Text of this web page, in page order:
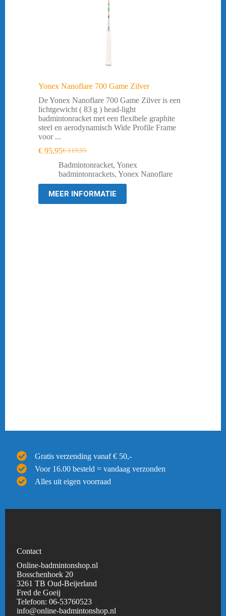
Yonex Nanoflare 700 Game Zilver
De Yonex Nanoflare 700 Game Zilver is een
lichtgewicht ( 83 g ) head‑light
badmintonracket met een flexibele graphite
steel en aerodynamisch Wide Profile Frame
voor ...
€119,95
Oorspronkelijke
prijs
was:
€ 95,95Huidige
prijs
is:
Badmintonracket, Yonex
badmintonrackets, Yonex Nanoflare
MEER INFORMATIE
Gratis verzending vanaf € 50,-
Voor 16.00 besteld = vandaag verzonden
Alles uit eigen voorraad
Contact
Online-badmintonshop.nl
Bosschenhoek 20
3261 TB Oud-Beijerland
Fred de Goeij
Telefoon:06-53760523
info@online-badmintonshop.nl